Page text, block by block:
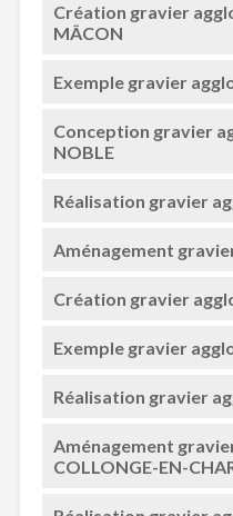
Création gravier
MÂCON
Exemple gravier
Conception gravier
NOBLE
Réalisation gravier
Aménagement
Création gravier
Exemple gravier
Réalisation gravier
Aménagement
COLLONGE-EN-